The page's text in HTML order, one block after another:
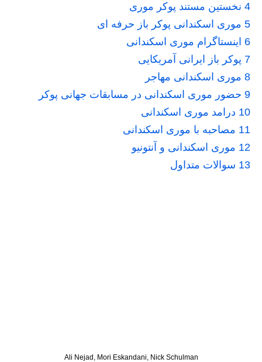
4 نخستین مستند پوکر موری
5 موری اسکندانی پوکر باز حرفه ای
6 اینستاگرام موری اسکندانی
7 پوکر باز ایرانی آمریکایی
8 موری اسکندانی مهاجر
9 حضور موری اسکندانی در مسابقات جهانی پوکر
10 درامد موری اسکندانی
11 مصاحبه با موری اسکندانی
12 موری اسکندانی و آنتونیو
13 سوالات متداول
Ali Nejad, Mori Eskandani, Nick Schulman